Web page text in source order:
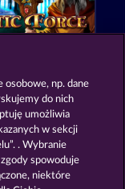
osobowe, np. dane
do nich
umożliwia
w sekcji
. Wybranie
spowoduje
niektóre